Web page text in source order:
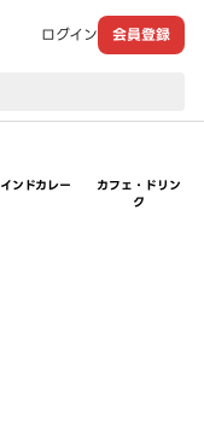
ログイン 会員登録
インドカレー
カフェ・ドリン
ク